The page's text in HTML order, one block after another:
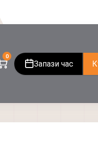
0
Запази час